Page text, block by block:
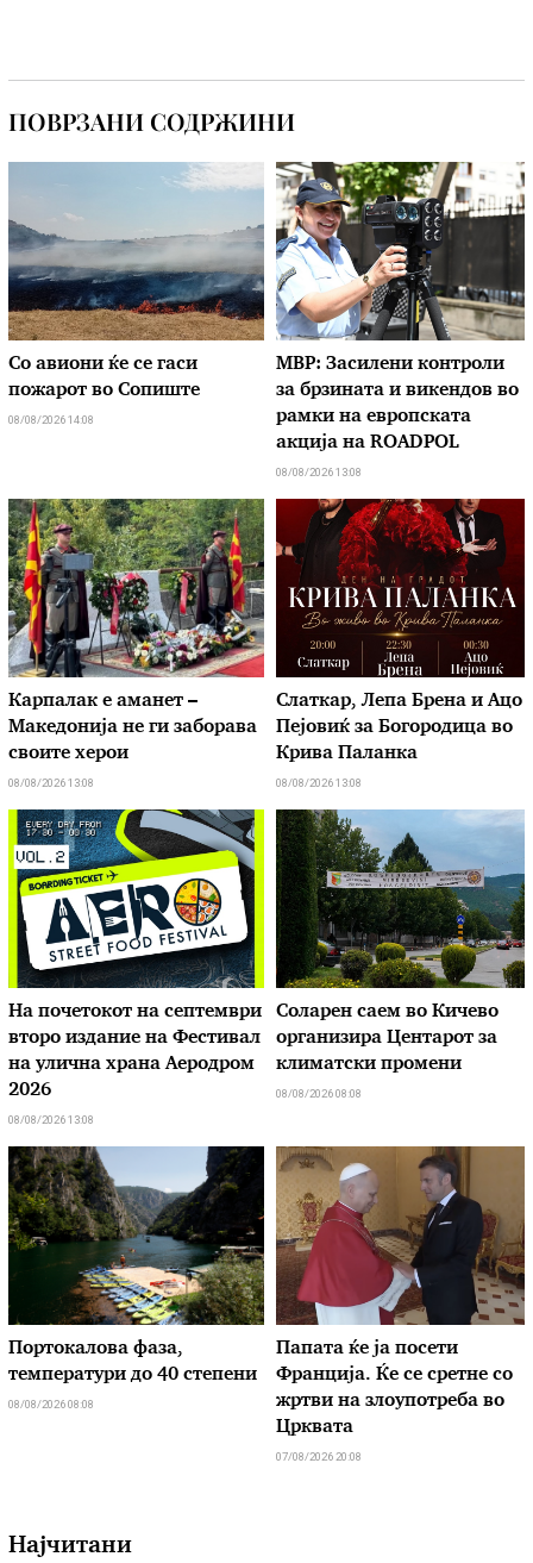
ПОВРЗАНИ СОДРЖИНИ
Со авиони ќе се гаси
пожарот во Сопиште
08/08/2026 14:08
МВР: Засилени контроли
за брзината и викендов во
рамки на европската
акција на ROADPOL
08/08/2026 13:08
Карпалак е аманет –
Македонија не ги заборава
своите херои
08/08/2026 13:08
Слаткар, Лепа Брена и Ацо
Пејовиќ за Богородица во
Крива Паланка
08/08/2026 13:08
На почетокот на септември
второ издание на Фестивал
на улична храна Аеродром
2026
08/08/2026 13:08
Соларен саем во Кичево
организира Центарот за
климатски промени
08/08/2026 08:08
Портокалова фаза,
температури до 40 степени
08/08/2026 08:08
Папата ќе ја посети
Франција. Ќе се сретне со
жртви на злоупотреба во
Црквата
07/08/2026 20:08
Најчитани